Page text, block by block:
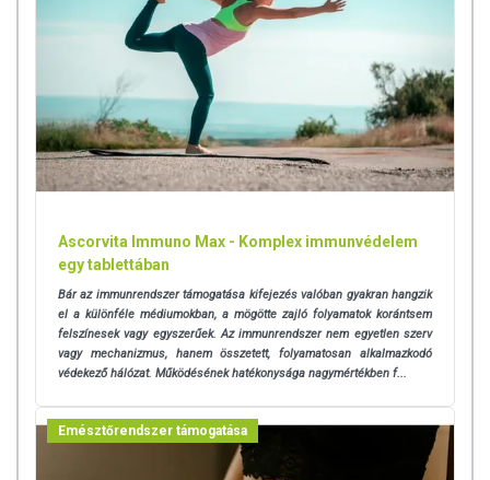
allergiás! Kisgyermektől elzárva tartandó!
Ascorvita Immuno Max - Komplex immunvédelem
egy tablettában
Bár az immunrendszer támogatása kifejezés valóban gyakran hangzik
el a különféle médiumokban, a mögötte zajló folyamatok korántsem
felszínesek vagy egyszerűek. Az immunrendszer nem egyetlen szerv
vagy mechanizmus, hanem összetett, folyamatosan alkalmazkodó
védekező hálózat. Működésének hatékonysága nagymértékben f...
Emésztőrendszer támogatása